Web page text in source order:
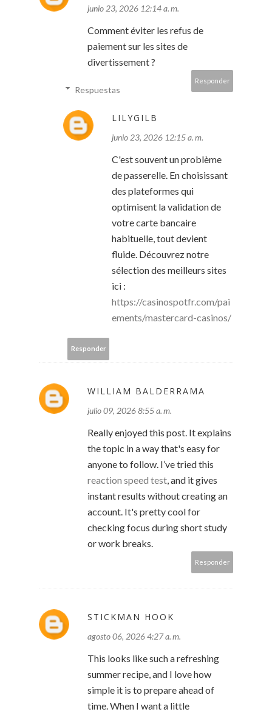
junio 23, 2026 12:14 a. m.
Comment éviter les refus de
paiement sur les sites de
divertissement ?
Responder
Respuestas
LILYGILB
junio 23, 2026 12:15 a. m.
C'est souvent un problème
de passerelle. En choisissant
des plateformes qui
optimisent la validation de
votre carte bancaire
habituelle, tout devient
fluide. Découvrez notre
sélection des meilleurs sites
ici :
https://casinospotfr.com/pai
ements/mastercard-casinos/
Responder
WILLIAM BALDERRAMA
julio 09, 2026 8:55 a. m.
Really enjoyed this post. It explains
the topic in a way that's easy for
anyone to follow. I’ve tried this
reaction speed test , and it gives
instant results without creating an
account. It's pretty cool for
checking focus during short study
or work breaks.
Responder
STICKMAN HOOK
agosto 06, 2026 4:27 a. m.
This looks like such a refreshing
summer recipe, and I love how
simple it is to prepare ahead of
time. When I want a little